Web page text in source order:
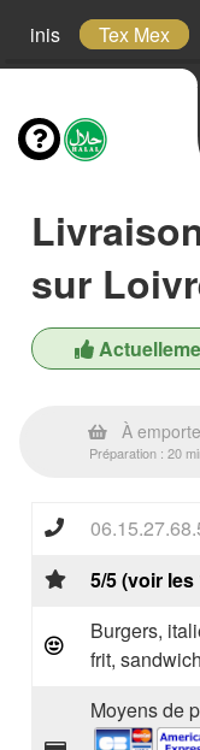
Tex Mex
sur
À
Préparation : 20
5/5 (voir les
Burgers,
frit,
Moyens de